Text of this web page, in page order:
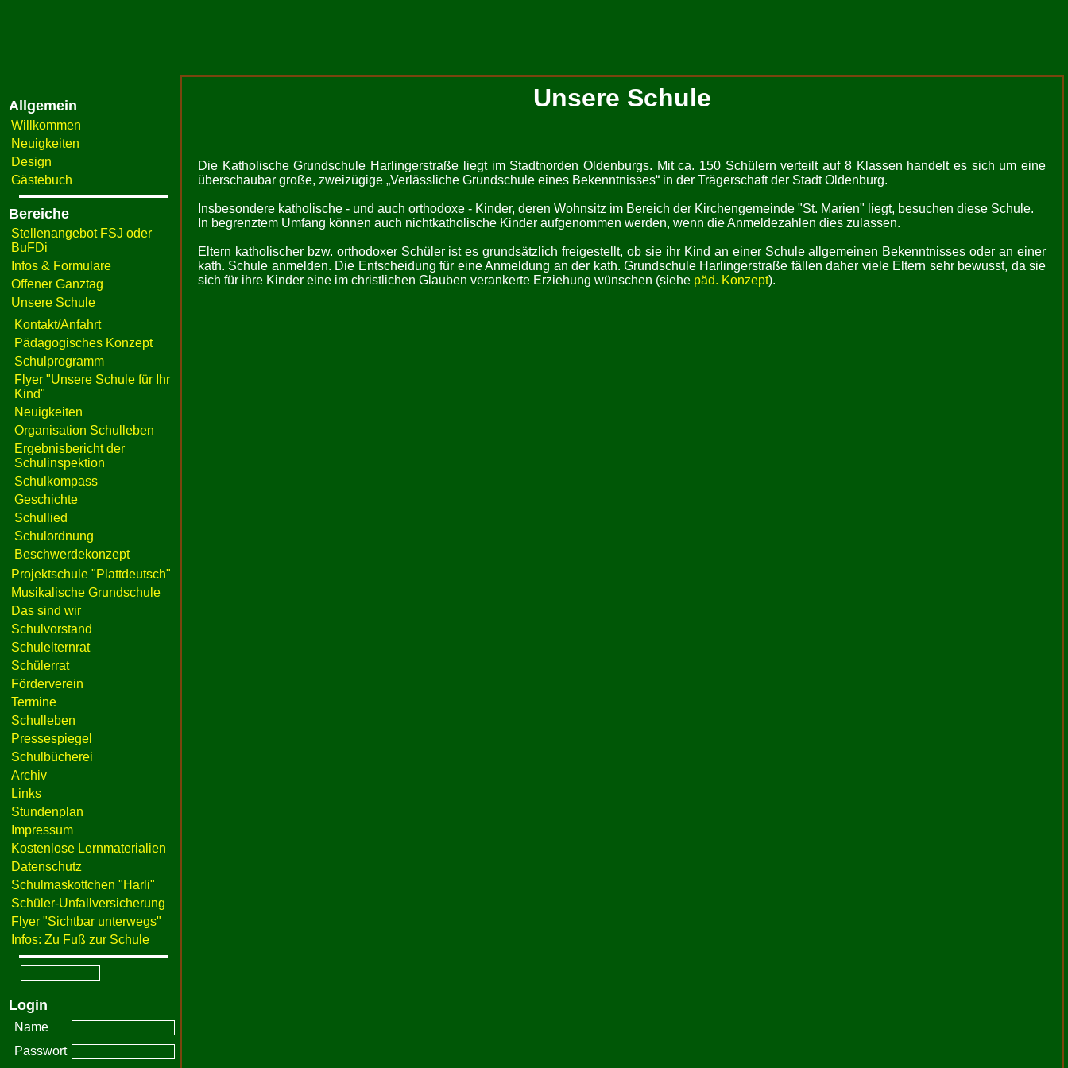
Allgemein
Willkommen
Neuigkeiten
Design
Gästebuch
Bereiche
Stellenangebot FSJ oder
BuFDi
Infos & Formulare
Offener Ganztag
Unsere Schule
Kontakt/Anfahrt
Pädagogisches Konzept
Schulprogramm
Flyer "Unsere Schule für Ihr
Kind"
Neuigkeiten
Organisation Schulleben
Ergebnisbericht der
Schulinspektion
Schulkompass
Geschichte
Schullied
Schulordnung
Beschwerdekonzept
Projektschule "Plattdeutsch"
Musikalische Grundschule
Das sind wir
Schulvorstand
Schulelternrat
Schülerrat
Förderverein
Termine
Schulleben
Pressespiegel
Schulbücherei
Archiv
Links
Stundenplan
Impressum
Kostenlose Lernmaterialien
Datenschutz
Schulmaskottchen "Harli"
Schüler-Unfallversicherung
Flyer "Sichtbar unterwegs"
Infos: Zu Fuß zur Schule
Login
Name
Passwort
Unsere Schule
Die Katholische Grundschule Harlingerstraße liegt im Stadtnorden Oldenburgs. Mit ca. 150 Schülern verteilt auf 8 Klassen handelt es sich um eine
überschaubar große, zweizügige „Verlässliche Grundschule eines Bekenntnisses“ in der Trägerschaft der Stadt Oldenburg.
Insbesondere katholische - und auch orthodoxe - Kinder, deren Wohnsitz im Bereich der Kirchengemeinde "St. Marien" liegt, besuchen diese Schule.
In begrenztem Umfang können auch nichtkatholische Kinder aufgenommen werden, wenn die Anmeldezahlen dies zulassen.
Eltern katholischer bzw. orthodoxer Schüler ist es grundsätzlich freigestellt, ob sie ihr Kind an einer Schule allgemeinen Bekenntnisses oder an einer
kath. Schule anmelden. Die Entscheidung für eine Anmeldung an der kath. Grundschule Harlingerstraße fällen daher viele Eltern sehr bewusst, da sie
sich für ihre Kinder eine im christlichen Glauben verankerte Erziehung wünschen (siehe päd. Konzept).